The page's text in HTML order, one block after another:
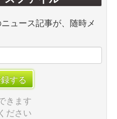
ュース記事が、随時メ
する
きます
ださい